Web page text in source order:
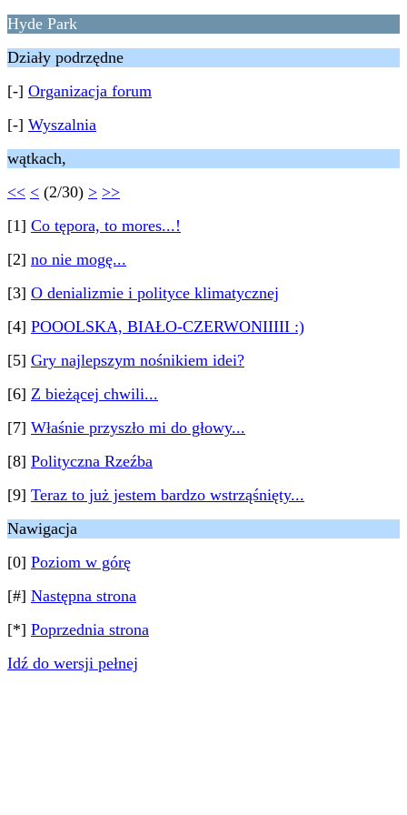
Hyde Park
Działy podrzędne
[-] Organizacja forum
[-] Wyszalnia
wątkach,
<< < (2/30) > >>
[1] Co tępora, to mores...!
[2] no nie mogę...
[3] O denializmie i polityce klimatycznej
[4] POOOLSKA, BIAŁO-CZERWONIIIII :)
[5] Gry najlepszym nośnikiem idei?
[6] Z bieżącej chwili...
[7] Właśnie przyszło mi do głowy...
[8] Polityczna Rzeźba
[9] Teraz to już jestem bardzo wstrząśnięty...
Nawigacja
[0] Poziom w górę
[#] Następna strona
[*] Poprzednia strona
Idź do wersji pełnej